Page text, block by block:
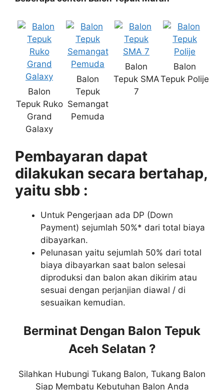
Balon
Tepuk Ruko
Grand
Galaxy
Balon
Tepuk
Semangat
Pemuda
Balon
Tepuk SMA
7
Balon
Tepuk Polije
Pembayaran dapat
dilakukan secara bertahap,
yaitu sbb :
Untuk Pengerjaan ada DP (Down
Payment) sejumlah 50%* dari total biaya
dibayarkan.
Pelunasan yaitu sejumlah 50% dari total
biaya dibayarkan saat balon selesai
diproduksi dan balon akan dikirim atau
sesuai dengan perjanjian diawal / di
sesuaikan kemudian.
Berminat Dengan Balon Tepuk
Aceh Selatan ?
Silahkan Hubungi Tukang Balon, Tukang Balon
Siap Membatu Kebutuhan Balon Anda